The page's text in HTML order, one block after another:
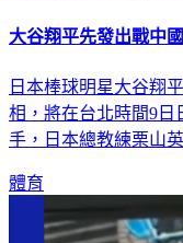
大谷翔平先發出戰中
日本棒球明星大谷翔
相，將在台北時間9日
手，日本總教練栗山
體育